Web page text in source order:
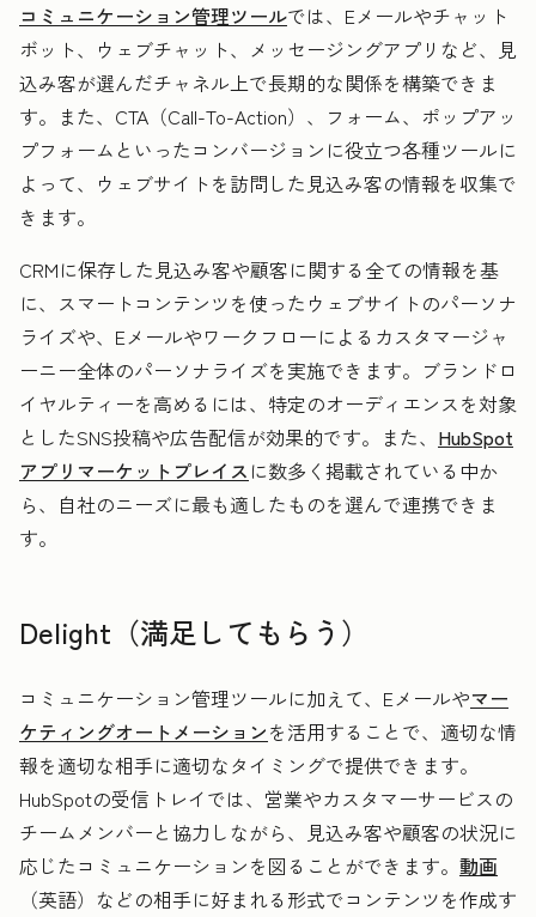
コミュニケーション管理ツールでは、Eメールやチャット
ボット、ウェブチャット、メッセージングアプリなど、見
込み客が選んだチャネル上で長期的な関係を構築できま
す。また、CTA（Call-To-Action）、フォーム、ポップアッ
プフォームといったコンバージョンに役立つ各種ツールに
よって、ウェブサイトを訪問した見込み客の情報を収集で
きます。
CRMに保存した見込み客や顧客に関する全ての情報を基
に、スマートコンテンツを使ったウェブサイトのパーソナ
ライズや、Eメールやワークフローによるカスタマージャ
ーニー全体のパーソナライズを実施できます。ブランドロ
イヤルティーを高めるには、特定のオーディエンスを対象
としたSNS投稿や広告配信が効果的です。また、 HubSpot
アプリマーケットプレイス に数多く掲載されている中か
ら、自社のニーズに最も適したものを選んで連携できま
す。
Delight（満足してもらう）
コミュニケーション管理ツールに加えて、Eメールやマー
ケティングオートメーションを活用することで、適切な情
報を適切な相手に適切なタイミングで提供できます。
HubSpotの受信トレイでは、営業やカスタマーサービスの
チームメンバーと協力しながら、見込み客や顧客の状況に
応じたコミュニケーションを図ることができます。 動画
（英語）などの相手に好まれる形式でコンテンツを作成す